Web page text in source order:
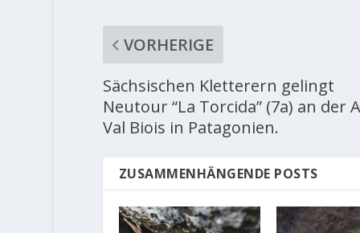
VORHERIGE
Sächsischen Kletterern gelingt
Neutour “La Torcida” (7a) an der
Val Biois in Patagonien.
ZUSAMMENHÄNGENDE POSTS